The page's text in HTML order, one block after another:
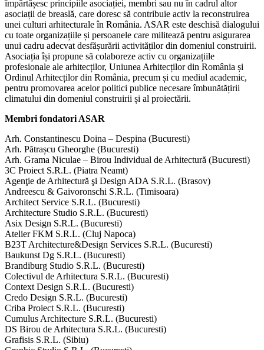
împărtășesc principiile asociației, membri sau nu în cadrul altor
asociații de breaslă, care doresc să contribuie activ la reconstruirea
unei culturi arhitecturale în România. ASAR este deschisă dialogului
cu toate organizațiile și persoanele care militează pentru asigurarea
unui cadru adecvat desfășurării activităților din domeniul construirii.
Asociația își propune să colaboreze activ cu organizațiile
profesionale ale arhitecților, Uniunea Arhitecților din România și
Ordinul Arhitecților din România, precum și cu mediul academic,
pentru promovarea acelor politici publice necesare îmbunătățirii
climatului din domeniul construirii și al proiectării.
Membri fondatori ASAR
Arh. Constantinescu Doina – Despina (Bucuresti)
Arh. Pătrașcu Gheorghe (Bucuresti)
Arh. Grama Niculae – Birou Individual de Arhitectură (Bucuresti)
3C Proiect S.R.L. (Piatra Neamt)
Agenţie de Arhitectură şi Design ADA S.R.L. (Brasov)
Andreescu & Gaivoronschi S.R.L. (Timisoara)
Architect Service S.R.L. (Bucuresti)
Architecture Studio S.R.L. (Bucuresti)
Asix Design S.R.L. (Bucuresti)
Atelier FKM S.R.L. (Cluj Napoca)
B23T Architecture&Design Services S.R.L. (Bucuresti)
Baukunst Dg S.R.L. (Bucuresti)
Brandiburg Studio S.R.L. (Bucuresti)
Colectivul de Arhitectura S.R.L. (Bucuresti)
Context Design S.R.L. (Bucuresti)
Credo Design S.R.L. (Bucuresti)
Criba Proiect S.R.L. (Bucuresti)
Cumulus Architecture S.R.L. (Bucuresti)
DS Birou de Arhitectura S.R.L. (Bucuresti)
Grafisis S.R.L. (Sibiu)